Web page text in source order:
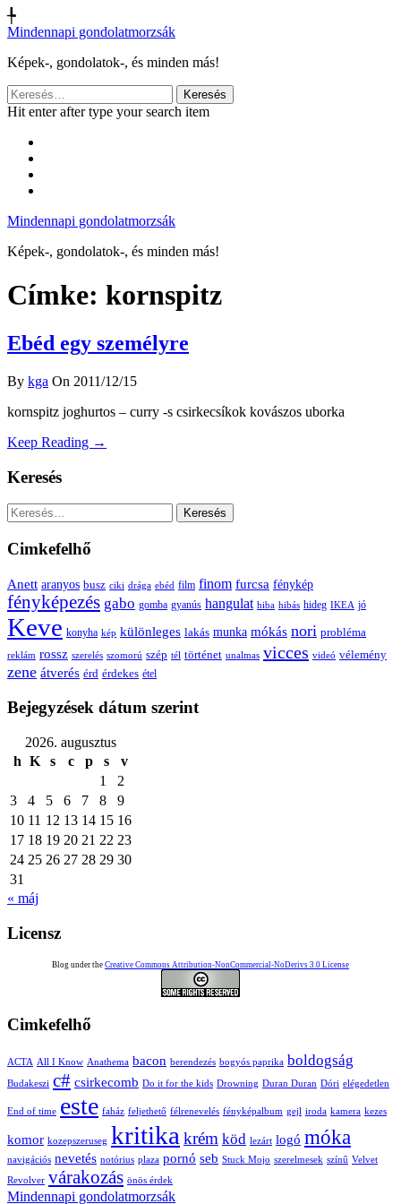
╄
Mindennapi gondolatmorzsák
Képek-, gondolatok-, és minden más!
Keresés:
Hit enter after type your search item
Mindennapi gondolatmorzsák
Képek-, gondolatok-, és minden más!
Címke: kornspitz
Ebéd egy személyre
By kga On 2011/12/15
kornspitz joghurtos – curry -s csirkecsíkok kovászos uborka
Keep Reading →
Keresés
Keresés:
Cimkefelhő
Anett aranyos busz ciki drága ebéd film finom furcsa fénykép
fényképezés gabo gomba gyanús hangulat hiba hibás hideg IKEA jó
Keve konyha kép különleges lakás munka mókás nori probléma
reklám rossz szerelés szomorú szép tél történet unalmas vicces videó vélemény
zene átverés érd érdekes étel
Bejegyzések dátum szerint
2026. augusztus
h K s c p s
v
1
2
3
4 5 6 7 8
9
10 11 12 13 14 15 16
17 18 19 20 21 22 23
24 25 26 27 28 29 30
31
« máj
Licensz
Blog under the Creative Commons Attribution-NonCommercial-NoDerivs 3.0 License
Cimkefelhő
ACTA All I Know Anathema bacon berendezés bogyós paprika boldogság
Budakeszi c# csirkecomb Do it for the kids Drowning Duran Duran Dóri elégedetlen
End of time este faház feljethető félrenevelés fényképalbum gejl iroda kamera kezes
komor kozepszeruseg kritika krém köd lezárt logó móka
navigációs nevetés notórius plaza pornó seb Stuck Mojo szerelmesek színű Velvet
Revolver várakozás önös érdek
Mindennapi gondolatmorzsák